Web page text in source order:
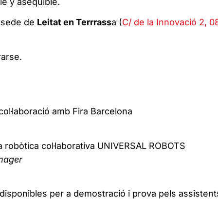
de Leitat en Terrrassa (C/ de la Innovació 2,
amb Fira Barcelona
col·laborativa UNIVERSAL ROBOTS
per a demostració i prova pels